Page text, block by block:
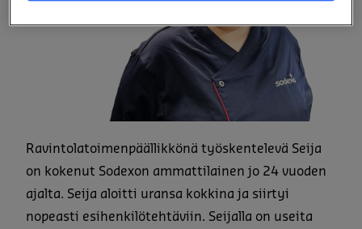
Ravintolatoimenpäällikkönä työskentelevä Seija
on kokenut Sodexon ammattilainen jo 24 vuoden
ajalta. Seija aloitti uransa kokkina ja siirtyi
nopeasti esihenkilötehtäviin. Seijalla on useita